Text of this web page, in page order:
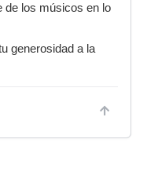
de los músicos en lo
generosidad a la